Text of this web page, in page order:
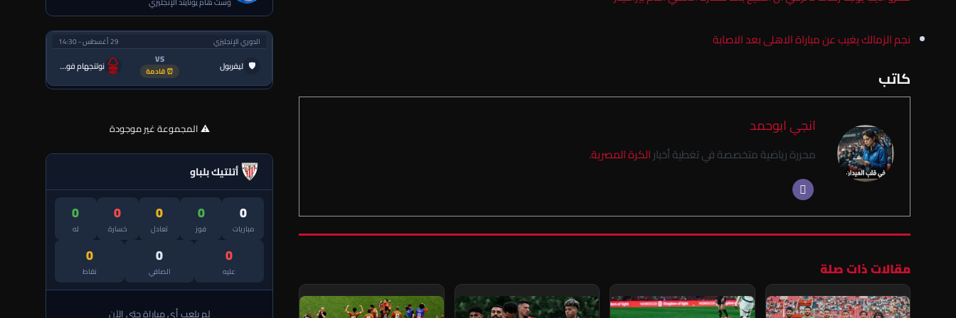
نجم الزمالك يغيب عن مباراة الاهلى بعد الاصابة
كاتب
انجي ابوحمد
محررة رياضية متخصصة في تغطية أخبارالكرة المصرية.
مقالات ذات صلة
الدوري الإنجليزي 29 أغسطس - 14:30
🛡 ليفربول VS
⏰ قادمة نوتنجهام فورست
⚠️ المجموعة غير موجودة
أتلتيك بلباو
0
مباريات
0
فوز
0
تعادل
0
خسارة
0
له
0
عليه
0
الصافي
0
نقاط
لم يلعب أي مباراة حتى الآن